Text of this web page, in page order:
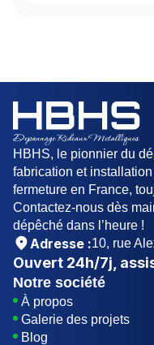
l’intérieur.
rassurant.
HBHS, le pionnier du
fabrication et
fermeture en France,
Contactez-nous dès
dépêché dans l’heure !
Adresse :10, rue
Ouvert 24h/7j ,
Notre société
À propos
Galerie des projets
Blog